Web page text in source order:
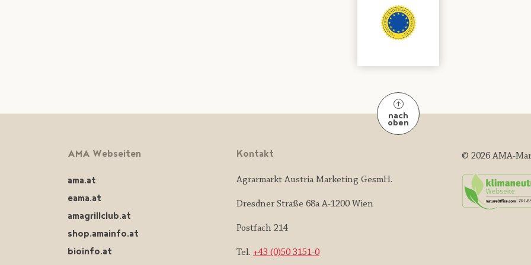
nach
oben
AMA Webseiten
ama.at
eama.at
amagrillclub.at
shop.amainfo.at
bioinfo.at
Kontakt
Agrarmarkt Austria Marketing GesmH.
Dresdner Straße 68a A-1200 Wien
Postfach 214
Tel. +43 (0)50 3151-0
© 2026 AMA-